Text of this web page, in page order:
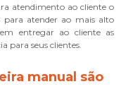
atendimento ao cliente o
atender ao mais alto
entregar ao cliente as
para seus clientes.
manual são